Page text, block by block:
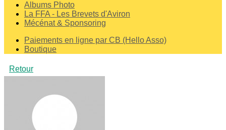
Albums Photo
La FFA - Les Brevets d'Aviron
Mécénat & Sponsoring
Paiements en ligne par CB (Hello Asso)
Boutique
Retour